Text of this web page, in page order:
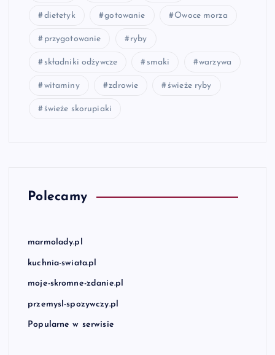
dietetyk gotowanie Owoce morza
przygotowanie ryby
składniki odżywcze smaki warzywa
witaminy zdrowie świeże ryby
świeże skorupiaki
Polecamy
marmolady.pl
kuchnia-swiata.pl
moje-skromne-zdanie.pl
przemysl-spozywczy.pl
Popularne w serwisie